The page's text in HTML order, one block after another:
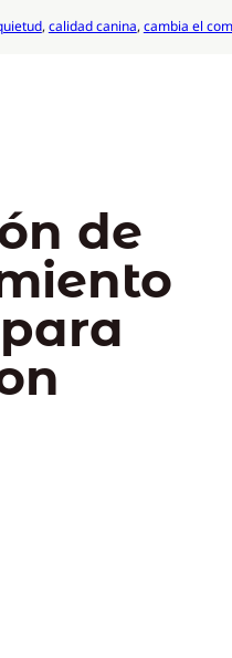
, calidad canina, cambia el
de